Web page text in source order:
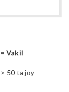
= Vakil
> 50 ta joy